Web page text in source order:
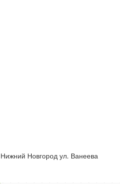
Новгород ул. Ванеева